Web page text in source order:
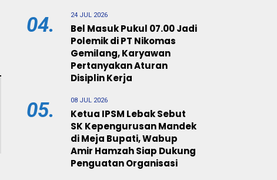
04. 24 JUL 2026
Bel Masuk Pukul 07.00 Jadi
Polemik di PT Nikomas
Gemilang, Karyawan
Pertanyakan Aturan
Disiplin Kerja
05. 08 JUL 2026
Ketua IPSM Lebak Sebut
SK Kepengurusan Mandek
di Meja Bupati, Wabup
Amir Hamzah Siap Dukung
Penguatan Organisasi